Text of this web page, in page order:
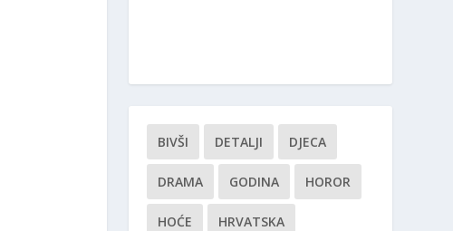
BIVŠI DETALJI DJECA
DRAMA GODINA HOROR
HOĆE HRVATSKA